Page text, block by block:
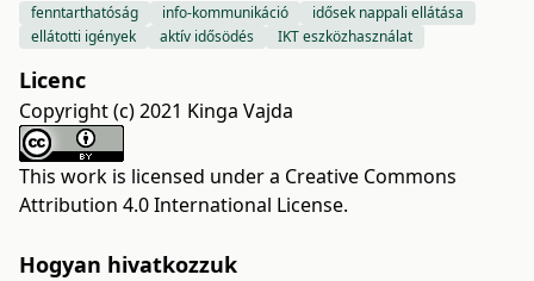
fenntarthatóság info-kommunikáció
idősek nappali ellátása
ellátotti igények
aktív idősödés IKT eszközhasználat
Licenc
Copyright (c) 2021 Kinga Vajda
This work is licensed under a Creative Commons
Attribution 4.0 International License.
Hogyan hivatkozzuk